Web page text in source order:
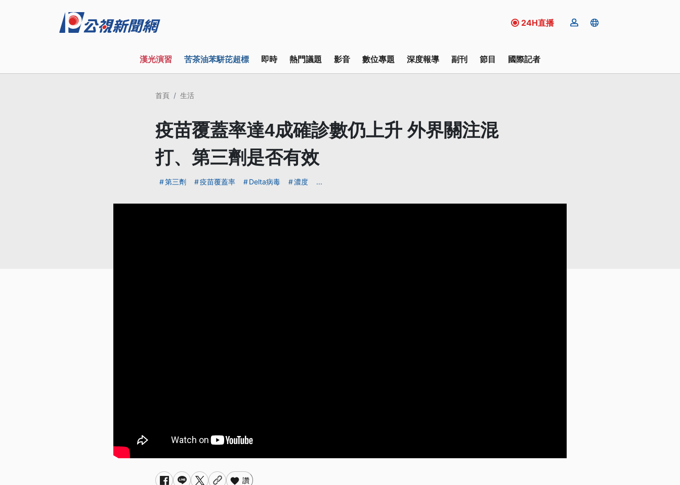
24H直播
漢光演習 苦茶油苯駢芘超標 即時 熱門議題 影音 數位專題 深度報導 副刊 節目 國際記者
首頁 生活
疫苗覆蓋率達4成確診數仍上升 外界關注混
打、第三劑是否有效
第三劑 疫苗覆蓋率 Delta病毒 濃度 ...
讚